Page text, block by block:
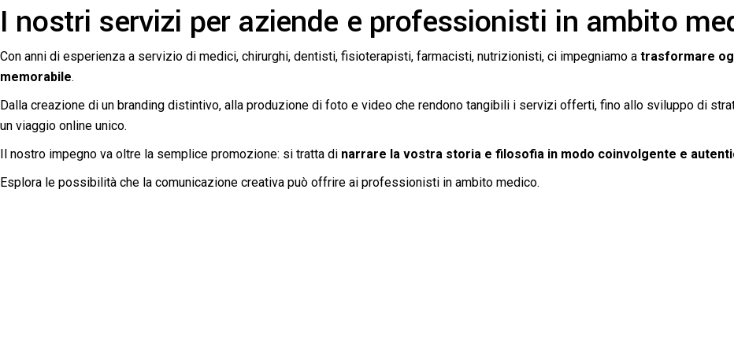
I nostri servizi per aziende e professionisti in ambito
Con anni di esperienza a servizio di medici, chirurghi, dentisti, fisioterapisti, farmacisti, nutrizionisti, ci impegniamo a trasformare
memorabile.
Dalla creazione di un branding distintivo, alla produzione di foto e video che rendono tangibili i servizi offerti, fino allo sviluppo di
un viaggio online unico.
Il nostro impegno va oltre la semplice promozione: si tratta di narrare la vostra storia e filosofia in modo coinvolgente e
Esplora le possibilità che la comunicazione creativa può offrire ai professionisti in ambito medico.